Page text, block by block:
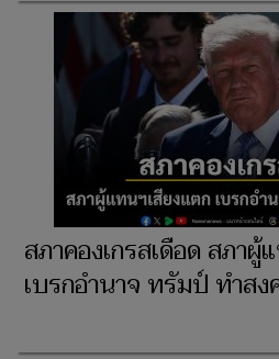
สภาคองเกรสเดือด สภาผู้
เบรกอำนาจ ทรัมป์ ทำส